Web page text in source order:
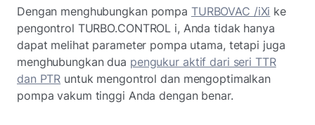
Dengan menghubungkan pompa TURBOVAC /iXi ke
pengontrol TURBO.CONTROL i, Anda tidak hanya
dapat melihat parameter pompa utama, tetapi juga
menghubungkan dua pengukur aktif dari seri TTR
dan PTR untuk mengontrol dan mengoptimalkan
pompa vakum tinggi Anda dengan benar.